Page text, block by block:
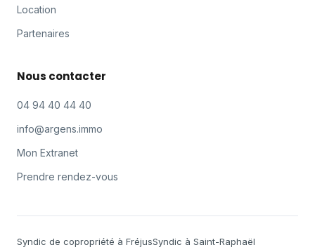
Location
Partenaires
Nous contacter
04 94 40 44 40
info@argens.immo
Mon Extranet
Prendre rendez-vous
Syndic de copropriété à FréjusSyndic à Saint-Raphaël